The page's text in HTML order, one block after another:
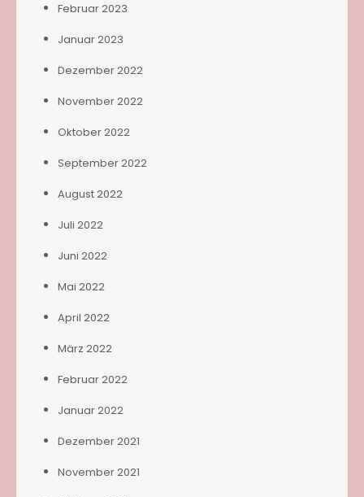
Februar 2023
Januar 2023
Dezember 2022
November 2022
Oktober 2022
September 2022
August 2022
Juli 2022
Juni 2022
Mai 2022
April 2022
März 2022
Februar 2022
Januar 2022
Dezember 2021
November 2021